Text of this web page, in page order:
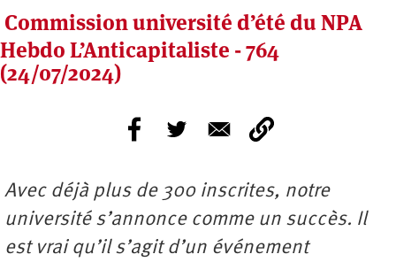
Commission université d’été du NPA
Hebdo L’Anticapitaliste - 764
(24/07/2024)
Avec déjà plus de 300 inscrites, notre
université s’annonce comme un succès. Il
est vrai qu’il s’agit d’un événement